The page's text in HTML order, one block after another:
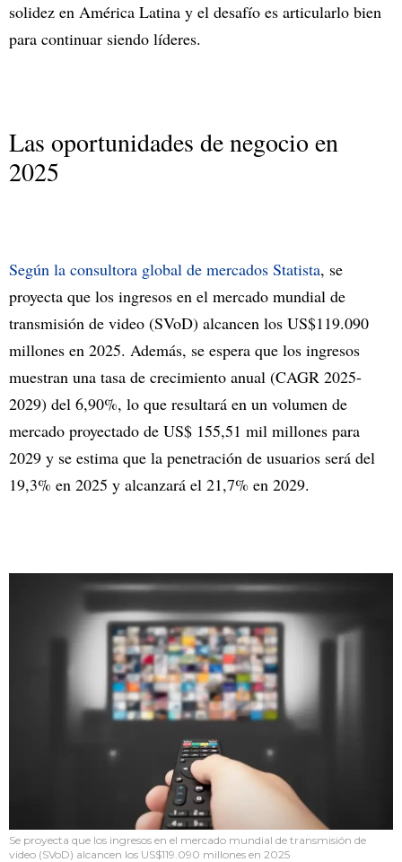
solidez en América Latina y el desafío es articularlo bien
para continuar siendo líderes.
Las oportunidades de negocio en
2025
Según la consultora global de mercados Statista, se
proyecta que los ingresos en el mercado mundial de
transmisión de video (SVoD) alcancen los US$119.090
millones en 2025. Además, se espera que los ingresos
muestran una tasa de crecimiento anual (CAGR 2025-
2029) del 6,90%, lo que resultará en un volumen de
mercado proyectado de US$ 155,51 mil millones para
2029 y se estima que la penetración de usuarios será del
19,3% en 2025 y alcanzará el 21,7% en 2029.
Se proyecta que los ingresos en el mercado mundial de transmisión de
video (SVoD) alcancen los US$119.090 millones en 2025